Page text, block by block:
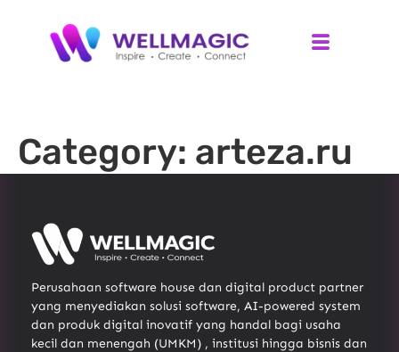
Category: arteza.ru
Perusahaan software house dan digital product partner
yang menyediakan solusi software, AI-powered system
dan produk digital inovatif yang handal bagi usaha
kecil dan menengah (UMKM) , institusi hingga bisnis dan